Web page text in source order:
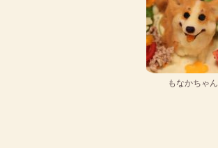
もなかちゃん